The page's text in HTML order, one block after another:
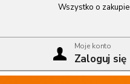
Wszystko o zakupie
Moje konto
Zaloguj się